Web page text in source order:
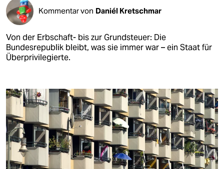
Kommentar von Daniél Kretschmar
Von der Erbschaft- bis zur Grundsteuer: Die
Bundesrepublik bleibt, was sie immer war – ein Staat für
Überprivilegierte.